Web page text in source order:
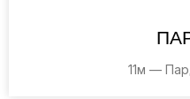
11м —